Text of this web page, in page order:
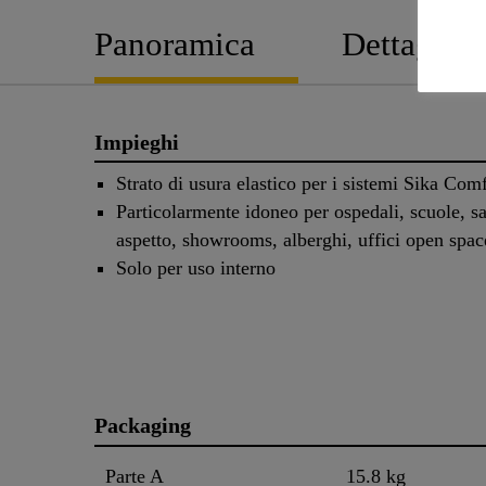
Panoramica Dettagli
Impieghi
Strato di usura elastico per i sistemi Sika
Particolarmente idoneo per ospedali, scuole,
aspetto, showrooms, alberghi, uffici open
Solo per uso interno
Packaging
Parte A 15.8 kg